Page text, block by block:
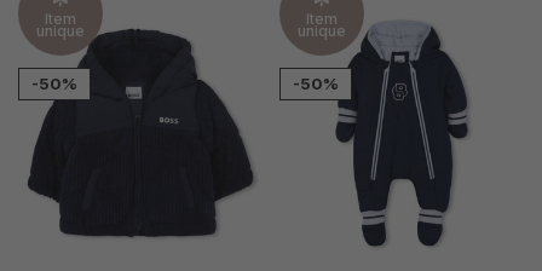
Item
unique
-50%
Item
unique
-50%